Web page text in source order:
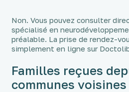
Non. Vous pouvez consulter
spécialisé en
préalable. La prise de rendez-
simplement en ligne sur
Familles reçues
communes voisines